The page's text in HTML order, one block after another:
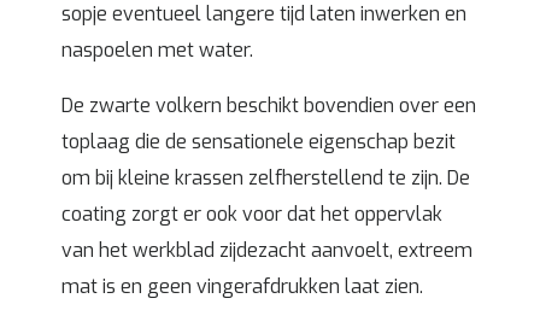
sopje eventueel langere tijd laten inwerken en
naspoelen met water.
De zwarte volkern beschikt bovendien over een
toplaag die de sensationele eigenschap bezit
om bij kleine krassen zelfherstellend te zijn. De
coating zorgt er ook voor dat het oppervlak
van het werkblad zijdezacht aanvoelt, extreem
mat is en geen vingerafdrukken laat zien.